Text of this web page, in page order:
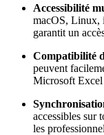
Accessibilité
macOS, Linux,
garantit un
Compatibilité
peuvent
Microsoft Excel
accessibles sur
les